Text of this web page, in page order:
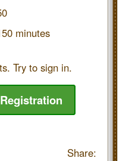
minutes
Try to sign in.
Registration
Share: